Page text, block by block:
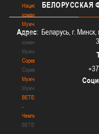
Национальная
команда.
Мужчины
Национальная
команда.
Мужчины
Соревнования
Соревнования
Мужчины
Мужчины
BETERA
-
Чемпионат
BETERA
БЕЛОРУССКАЯ
Адрес: Беларусь, г.